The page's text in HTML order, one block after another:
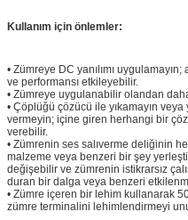
Kullanım için önlemler:
• Zümreye DC yanılımı
ve performansı etkileyebilir.
• Zümreye uygulanabilir olandan
• Çöplüğü çözücü ile yıkamayın
vermeyin; içine giren herhangi bir
verebilir.
• Zümrenin ses salıverme deliğinin
malzeme veya benzeri bir şey
değişebilir ve zümrenin istikrarsız
duran bir dalga veya benzeri
• Zümre içeren bir lehim kullanarak
zümre terminalini lehimlendirmeyi